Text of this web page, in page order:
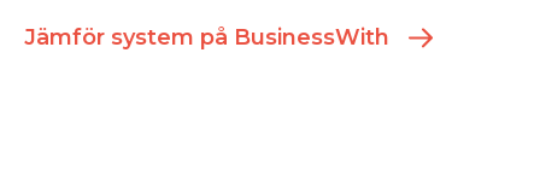
Jämför system på BusinessWith